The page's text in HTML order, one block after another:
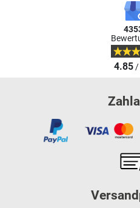
4.85/